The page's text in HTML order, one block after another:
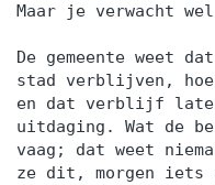
Maar je verwacht
De gemeente weet
stad verblijven,
en dat verblijf
uitdaging. Wat de
vaag; dat weet
ze dit, morgen iets